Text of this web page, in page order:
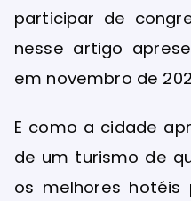
participar de
nesse artigo
em novembro de
E como a cidade
de um turismo de
os melhores hotéis